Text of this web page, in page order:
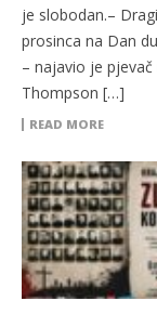
je slobodan.–
prosinca na Dan
– najavio je
Thompson […]
READ MORE